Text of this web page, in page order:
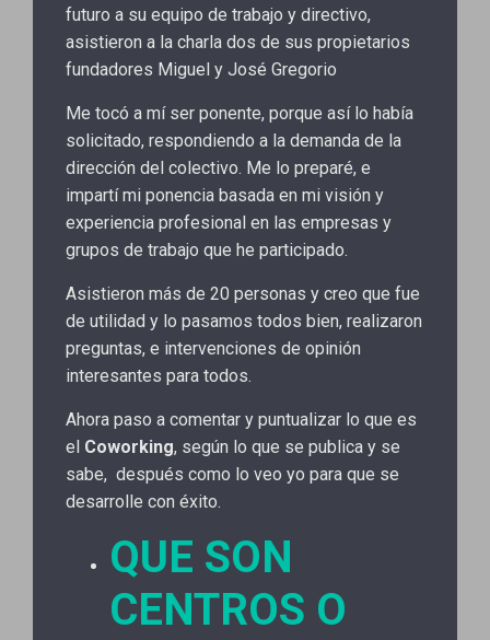
futuro a su equipo de trabajo y directivo,
asistieron a la charla dos de sus propietarios
fundadores Miguel y José Gregorio
Me tocó a mí ser ponente, porque así lo había
solicitado, respondiendo a la demanda de la
dirección del colectivo. Me lo preparé, e
impartí mi ponencia basada en mi visión y
experiencia profesional en las empresas y
grupos de trabajo que he participado.
Asistieron más de 20 personas y creo que fue
de utilidad y lo pasamos todos bien, realizaron
preguntas, e intervenciones de opinión
interesantes para todos.
Ahora paso a comentar y puntualizar lo que es
el Coworking, según lo que se publica y se
sabe, después como lo veo yo para que se
desarrolle con éxito.
QUE SON
CENTROS O